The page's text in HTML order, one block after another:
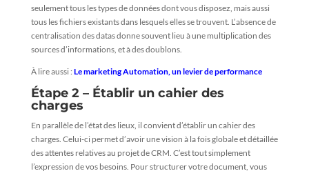
seulement tous les types de données dont vous disposez, mais aussi
tous les fichiers existants dans lesquels elles se trouvent. L’absence de
centralisation des datas donne souvent lieu à une multiplication des
sources d’informations, et à des doublons.
À lire aussi : Le marketing Automation, un levier de performance
Étape 2 – Établir un cahier des
charges
En parallèle de l’état des lieux, il convient d’établir un cahier des
charges. Celui-ci permet d’avoir une vision à la fois globale et détaillée
des attentes relatives au projet de CRM. C’est tout simplement
l’expression de vos besoins. Pour structurer votre document, vous